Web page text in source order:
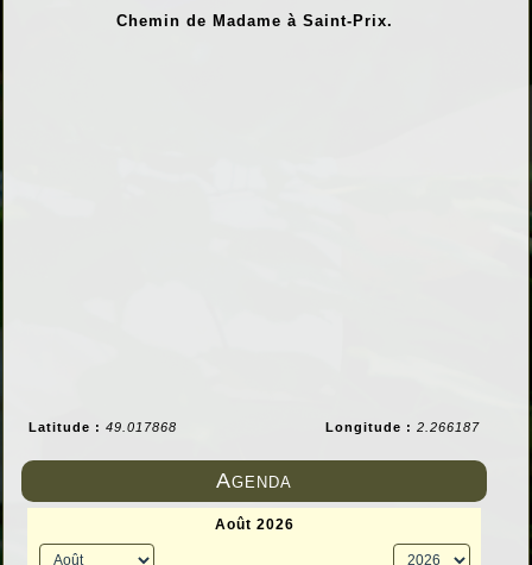
Chemin de Madame à Saint-Prix.
Latitude : 49.017868 Longitude : 2.266187
Agenda